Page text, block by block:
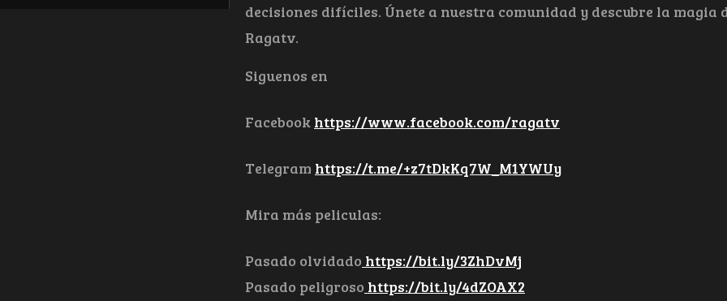
decisiones difíciles. Únete a nuestra comunidad y descubre la
Ragatv.
Siguenos en
Facebook https://www.facebook.com/ragatv
Telegram https://t.me/+z7tDkKq7W_M1YWUy
Mira más peliculas:
Pasado olvidado https://bit.ly/3ZhDvMj
Pasado peligroso https://bit.ly/4dZOAX2